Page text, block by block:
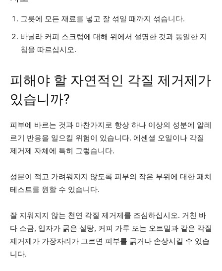
그릇에 모든 재료를 넣고 잘 섞일 때까지 섞습니다.
바닐라 커피 스크럽에 대해 위에서 설명한 것과 동일한 지
침을 따르십시오.
피해야 할 자연적인 각질 제거제가
있습니까?
피부에 바르는 것과 마찬가지로 항상 하나 이상의 성분에 알레
르기 반응을 일으킬 위험이 있습니다. 에센셜 오일이나 각질
제거제 자체에 특히 그렇습니다.
성분이 적고 가려워지지 않도록 피부의 작은 부위에 대한 패치
테스트를 원할 수 있습니다.
잘 지워지지 않는 천연 각질 제거제를 조심하십시오. 거친 바
다 소금, 입자가 굵은 설탕, 커피 가루 또는 오트밀과 같은 각질
제거제가 가장자리가 고르면 피부를 긁거나 손상시킬 수 있습
니다.